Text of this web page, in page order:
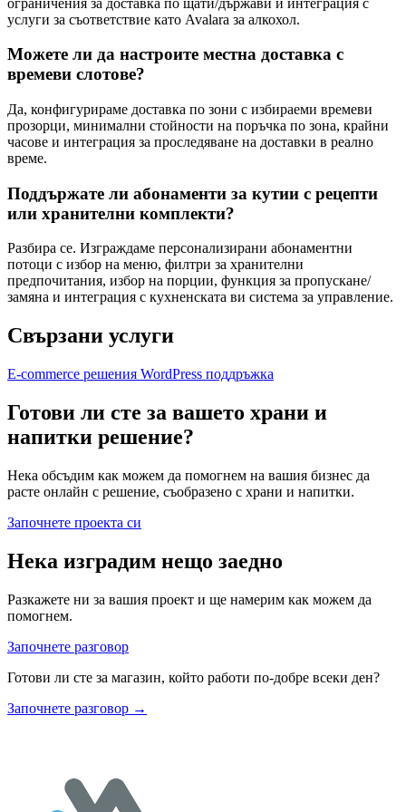
услуги за съответствие като Avalara за алкохол.
Можете ли да настроите местна доставка с
времеви слотове?
Да, конфигурираме доставка по зони с избираеми времеви
прозорци, минимални стойности на поръчка по зона, крайни
часове и интеграция за проследяване на доставки в реално
време.
Поддържате ли абонаменти за кутии с рецепти
или хранителни комплекти?
Разбира се. Изграждаме персонализирани абонаментни
потоци с избор на меню, филтри за хранителни
предпочитания, избор на порции, функция за пропускане/
замяна и интеграция с кухненската ви система за управление.
Свързани услуги
E-commerce решения WordPress поддръжка
Готови ли сте за вашето храни и
напитки решение?
Нека обсъдим как можем да помогнем на вашия бизнес да
расте онлайн с решение, съобразено с храни и напитки.
Започнете проекта си
Нека изградим нещо заедно
Разкажете ни за вашия проект и ще намерим как можем да
помогнем.
Започнете разговор
Готови ли сте за магазин, който работи по-добре всеки ден?
Започнете разговор →